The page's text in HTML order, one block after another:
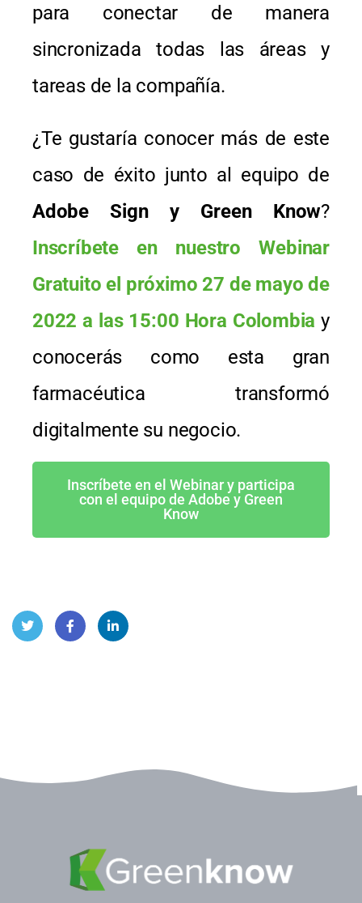
para conectar de manera
sincronizada todas las áreas y
tareas de la compañía.
¿Te gustaría conocer más de este
caso de éxito junto al equipo de
Adobe Sign y Green Know?
Inscríbete en nuestro Webinar
Gratuito el próximo 27 de mayo de
2022 a las 15:00 Hora Colombia y
conocerás como esta gran
farmacéutica transformó
digitalmente su negocio.
Inscríbete en el Webinar y participa
con el equipo de Adobe y Green
Know